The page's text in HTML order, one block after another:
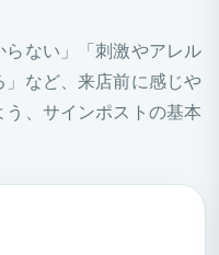
らない」「刺激やアレル
など、来店前に感じや
、サインポストの基本